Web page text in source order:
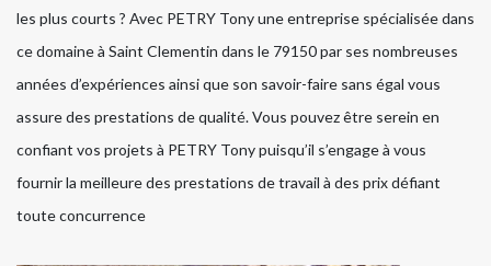
les plus courts ? Avec PETRY Tony une entreprise spécialisée dans
ce domaine à Saint Clementin dans le 79150 par ses nombreuses
années d’expériences ainsi que son savoir-faire sans égal vous
assure des prestations de qualité. Vous pouvez être serein en
confiant vos projets à PETRY Tony puisqu’il s’engage à vous
fournir la meilleure des prestations de travail à des prix défiant
toute concurrence